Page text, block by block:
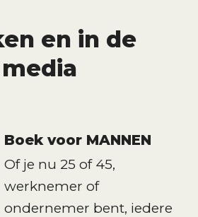
en in de
media
Boek voor MANNEN
Of je nu 25 of 45,
werknemer of
ondernemer bent, iedere